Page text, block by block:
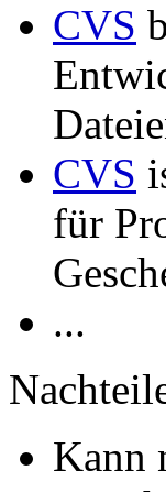
CVS
CVS
für
...
Kann